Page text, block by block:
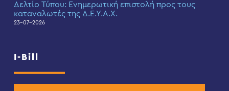
Δελτίο Τύπου: Eνημερωτική επιστολή προς τους
καταναλωτές της Δ.Ε.Υ.Α.Χ.
23-07-2026
I-Bill